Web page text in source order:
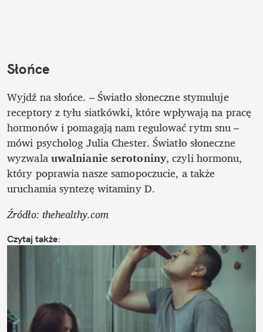
Słońce
Wyjdź na słońce. – Światło słoneczne stymuluje
receptory z tyłu siatkówki, które wpływają na pracę
hormonów i pomagają nam regulować rytm snu –
mówi psycholog Julia Chester. Światło słoneczne
wyzwala uwalnianie serotoniny, czyli hormonu,
który poprawia nasze samopoczucie, a także
uruchamia syntezę witaminy D.
Źródło: thehealthy.com
Czytaj także: